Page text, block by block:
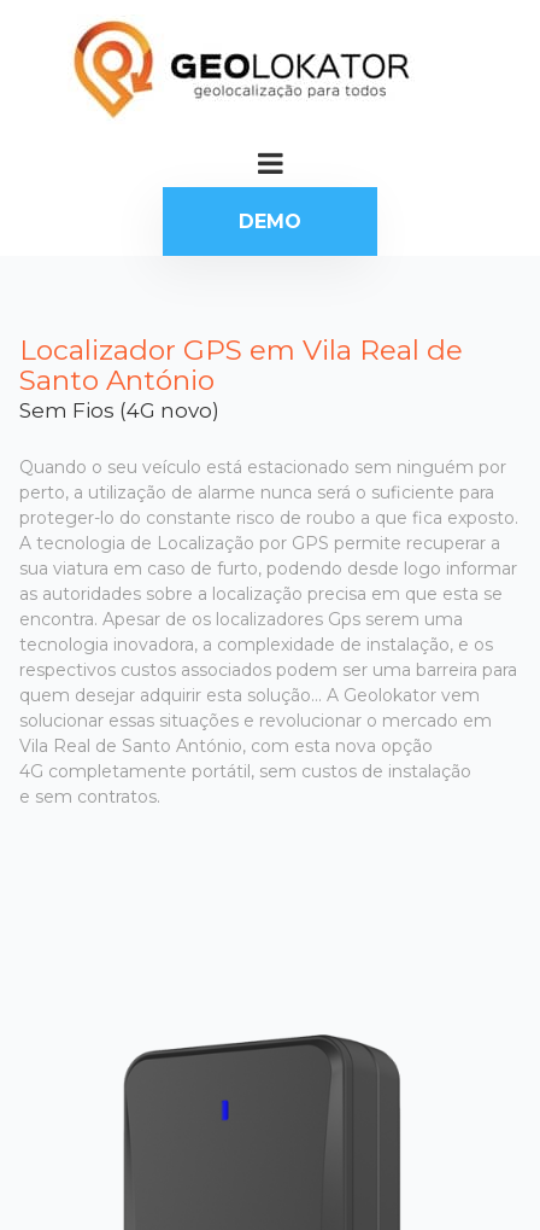
DEMO
Localizador GPS em Vila Real de
Santo António
Sem Fios (4G novo)
Quando o seu veículo está estacionado sem ninguém por
perto, a utilização de alarme nunca será o suficiente para
proteger-lo do constante risco de roubo a que fica exposto.
A tecnologia de Localização por GPS permite recuperar a
sua viatura em caso de furto, podendo desde logo informar
as autoridades sobre a localização precisa em que esta se
encontra. Apesar de os localizadores Gps serem uma
tecnologia inovadora, a complexidade de instalação, e os
respectivos custos associados podem ser uma barreira para
quem desejar adquirir esta solução... A Geolokator vem
solucionar essas situações e revolucionar o mercado em
Vila Real de Santo António, com esta nova opção
4G completamente portátil, sem custos de instalação
e sem contratos.